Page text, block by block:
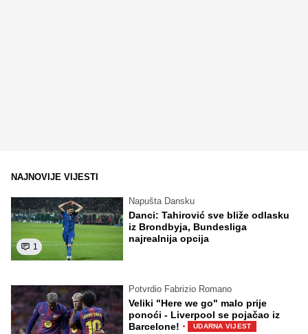
NAJNOVIJE VIJESTI
1
Napušta Dansku
Danci: Tahirović sve bliže odlasku
iz Brondbyja, Bundesliga
najrealnija opcija
Potvrdio Fabrizio Romano
Veliki "Here we go" malo prije
ponoći - Liverpool se pojačao iz
Barcelone! · UDARNA VIJEST